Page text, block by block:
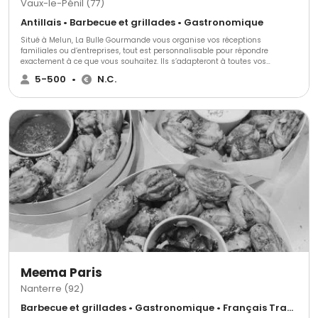
Vaux-le-Pénil (77)
Antillais • Barbecue et grillades • Gastronomique
Situé à Melun, La Bulle Gourmande vous organise vos réceptions
familiales ou d’entreprises, tout est personnalisable pour répondre
exactement à ce que vous souhaitez. Ils s’adapteront à toutes vos
exigences vous proposant un large choix de services.
5-500 • N.C.
Meema Paris
Nanterre (92)
Barbecue et grillades • Gastronomique • Français Traditionnel